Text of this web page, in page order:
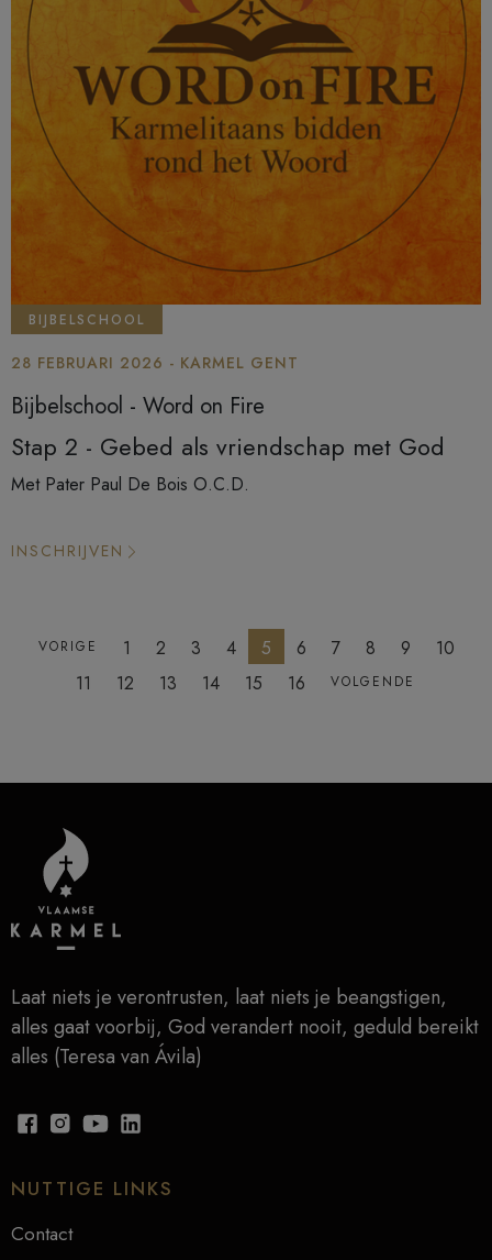
BIJBELSCHOOL
28 FEBRUARI 2026 - KARMEL GENT
Bijbelschool - Word on Fire
Stap 2 - Gebed als vriendschap met God
Met Pater Paul De Bois O.C.D.
INSCHRIJVEN
VORIGE 1 2 3 4 5 6 7 8 9
10
11
12 13 14 15 16 VOLGENDE
Laat niets je verontrusten, laat niets je beangstigen,
alles gaat voorbij, God verandert nooit, geduld bereikt
alles (Teresa van Ávila)
NUTTIGE LINKS
Contact